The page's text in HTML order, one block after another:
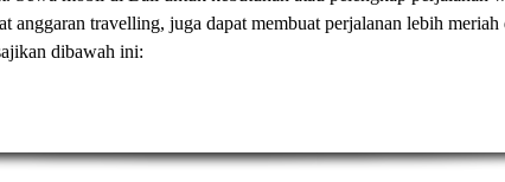
anggaran travelling, juga dapat membuat perjalanan lebih
dibawah ini: